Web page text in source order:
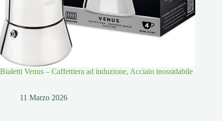
Bialetti Venus – Caffettiera ad induzione, Acciaio inossidabile
11 Marzo 2026